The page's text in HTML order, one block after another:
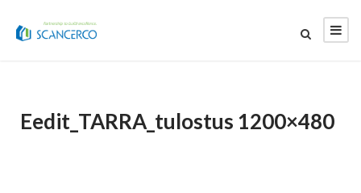
Eedit_TARRA_tulostus 1200×480